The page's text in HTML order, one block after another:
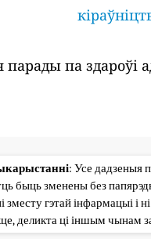
па здароўі
: Усе дадзеныя
быць зменены без
гэтай інфармацыі і
деликта ці іншым чынам